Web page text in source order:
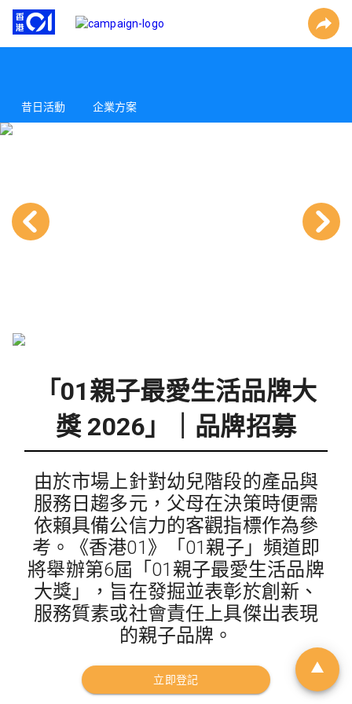
昔日活動 企業方案
「01親子最愛生活品牌大
獎 2026」｜品牌招募
由於市場上針對幼兒階段的產品與
服務日趨多元，父母在決策時便需
依賴具備公信力的客觀指標作為參
考。《香港01》「01親子」頻道即
將舉辦第6屆「01親子最愛生活品牌
大獎」，旨在發掘並表彰於創新、
服務質素或社會責任上具傑出表現
的親子品牌。
立即登記